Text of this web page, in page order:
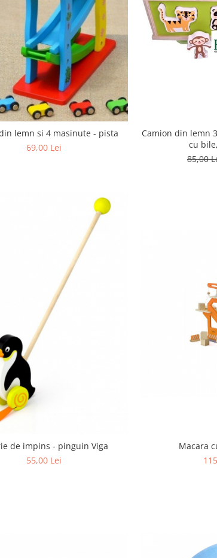
lemn si 4 masinute - pista
69,00 Lei
Camion din lemn
cu
85,00
de impins - pinguin Viga
55,00 Lei
Macara